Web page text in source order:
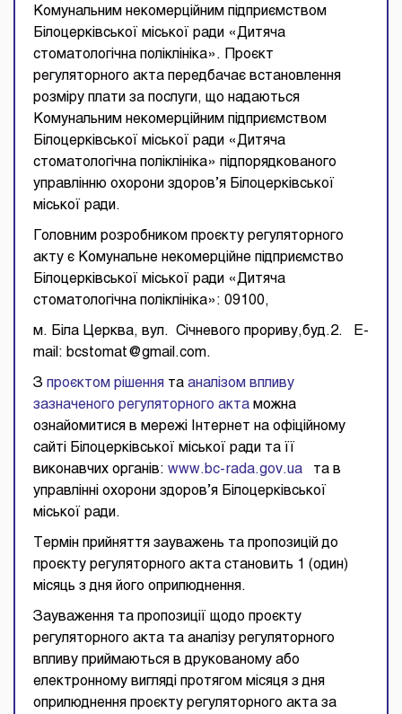
Комунальним некомерційним підприємством
Білоцерківської міської ради «Дитяча
стоматологічна поліклініка». Проєкт
регуляторного акта передбачає встановлення
розміру плати за послуги, що надаються
Комунальним некомерційним підприємством
Білоцерківської міської ради «Дитяча
стоматологічна поліклініка» підпорядкованого
управлінню охорони здоров’я Білоцерківської
міської ради.
Головним розробником проєкту регуляторного
акту є Комунальне некомерційне підприємство
Білоцерківської міської ради «Дитяча
стоматологічна поліклініка»: 09100,
м. Біла Церква, вул. Січневого прориву,буд.2. E-
mail: bcstomat@gmail.com.
З проєктом рішення та аналізом впливу
зазначеного регуляторного акта можна
ознайомитися в мережі Інтернет на офіційному
сайті Білоцерківської міської ради та її
виконавчих органів: www.bc-rada.gov.ua та в
управлінні охорони здоров’я Білоцерківської
міської ради.
Термін прийняття зауважень та пропозицій до
проєкту регуляторного акта становить 1 (один)
місяць з дня його оприлюднення.
Зауваження та пропозиції щодо проєкту
регуляторного акта та аналізу регуляторного
впливу приймаються в друкованому або
електронному вигляді протягом місяця з дня
оприлюднення проєкту регуляторного акта за